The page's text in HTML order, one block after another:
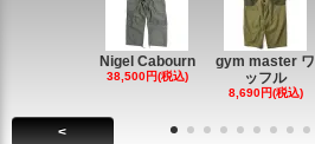
Nigel Cabourn
38,500円(税込)
gym master ワ
ッフル
8,690円(税込)
<